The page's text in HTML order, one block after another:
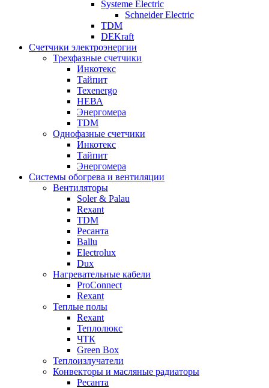
Systeme Electric
Schneider Electric
TDM
DEKraft
Счетчики электроэнергии
Трехфазные счетчики
Инкотекс
Тайпит
Texenergo
НЕВА
Энергомера
TDM
Однофазные счетчики
Инкотекс
Тайпит
Энергомера
Системы обогрева и вентиляции
Вентиляторы
Soler & Palau
Rexant
TDM
Ресанта
Ballu
Electrolux
Dux
Нагревательные кабели
ProConnect
Rexant
Теплые полы
Rexant
Теплолюкс
ЧТК
Green Box
Теплоизлучатели
Конвекторы и масляные радиаторы
Ресанта